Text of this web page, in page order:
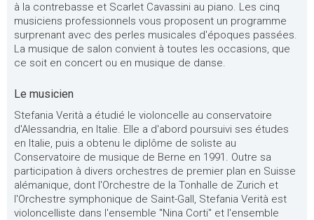
à la contrebasse et Scarlet Cavassini au piano. Les cinq
musiciens professionnels vous proposent un programme
surprenant avec des perles musicales d'époques passées.
La musique de salon convient à toutes les occasions, que
ce soit en concert ou en musique de danse.
Le musicien
Stefania Verità a étudié le violoncelle au conservatoire
d'Alessandria, en Italie. Elle a d'abord poursuivi ses études
en Italie, puis a obtenu le diplôme de soliste au
Conservatoire de musique de Berne en 1991. Outre sa
participation à divers orchestres de premier plan en Suisse
alémanique, dont l'Orchestre de la Tonhalle de Zurich et
l'Orchestre symphonique de Saint-Gall, Stefania Verità est
violoncelliste dans l'ensemble "Nina Corti" et l'ensemble